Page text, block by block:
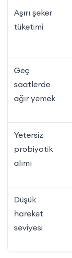
Aşırı şeker
tüketimi
Geç
saatlerde
ağır yemek
Yetersiz
probiyotik
alımı
Düşük
hareket
seviyesi